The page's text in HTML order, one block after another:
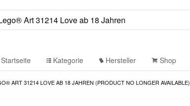
Startseite Kategorie Hersteller Shop
ART 31214 LOVE AB 18 JAHREN (PRODUCT NO LONGER AVAILABLE)